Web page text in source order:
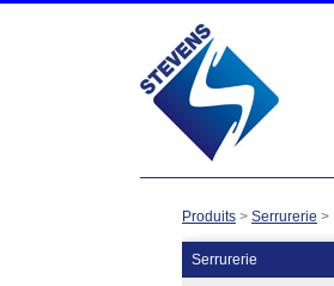
Produits > Serrurerie >
Serrurerie